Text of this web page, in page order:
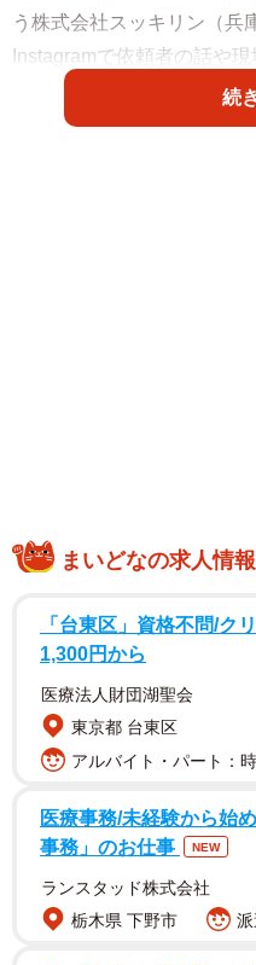
う株式会社スッキリン（兵
Instagramで依頼者の話や
上で発信。それぞれの依頼
いな部屋で改めて一歩踏み
今回、清掃作業についてお
続
まいどなの求人情報
「台東区」資格不問/ク
1,300円から
医療法人財団湖聖会
東京都 台東区
アルバイト・パート：
医療事務/未経験から始
事務」のお仕事
NEW
ランスタッド株式会社
栃木県 下野市